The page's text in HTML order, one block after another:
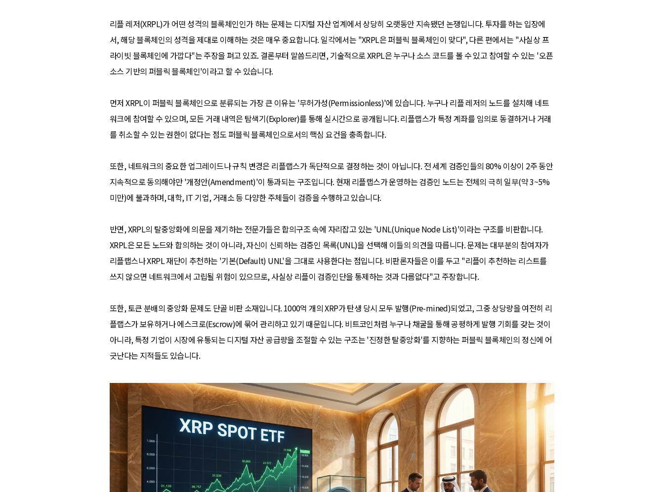
리플 레저(XRPL)가 어떤 성격의 블록체인인가 하는 문제는 디지털 자산 업계에서 상당히 오랫동안 지속됐던 논쟁입니다. 투자를 하는 입장에
서, 해당 블록체인의 성격을 제대로 이해하는 것은 매우 중요합니다. 일각에서는 "XRPL은 퍼블릭 블록체인이 맞다", 다른 편에서는 "사실상 프
라이빗 블록체인에 가깝다"는 주장을 펴고 있죠. 결론부터 말씀드리면, 기술적으로 XRPL은 누구나 소스 코드를 볼 수 있고 참여할 수 있는 '오픈
소스 기반의 퍼블릭 블록체인'이라고 할 수 있습니다.
먼저 XRPL이 퍼블릭 블록체인으로 분류되는 가장 큰 이유는 '무허가성(Permissionless)'에 있습니다. 누구나 리플 레저의 노드를 설치해 네트
워크에 참여할 수 있으며, 모든 거래 내역은 탐색기(Explorer)를 통해 실시간으로 공개됩니다. 리플랩스가 특정 계좌를 임의로 동결하거나 거래
를 취소할 수 있는 권한이 없다는 점도 퍼블릭 블록체인으로서의 핵심 요건을 충족합니다.
또한, 네트워크의 중요한 업그레이드나 규칙 변경은 리플랩스가 독단적으로 결정하는 것이 아닙니다. 전 세계 검증인들의 80% 이상이 2주 동안
지속적으로 동의해야만 '개정안(Amendment)'이 통과되는 구조입니다. 현재 리플랩스가 운영하는 검증인 노드는 전체의 극히 일부(약 3~5%
미만)에 불과하며, 대학, IT 기업, 거래소 등 다양한 주체들이 검증을 수행하고 있습니다.
반면, XRPL의 탈중앙화에 의문을 제기하는 전문가들은 합의구조 속에 자리잡고 있는 'UNL(Unique Node List)'이라는 구조를 비판합니다.
XRPL은 모든 노드와 합의하는 것이 아니라, 자신이 신뢰하는 검증인 목록(UNL)을 선택해 이들의 의견을 따릅니다. 문제는 대부분의 참여자가
리플랩스나 XRPL 재단이 추천하는 '기본(Default) UNL'을 그대로 사용한다는 점입니다. 비판론자들은 이를 두고 "리플이 추천하는 리스트를
쓰지 않으면 네트워크에서 고립될 위험이 있으므로, 사실상 리플이 검증인단을 통제하는 것과 다름없다"고 주장합니다.
또한, 토큰 분배의 중앙화 문제도 단골 비판 소재입니다. 1000억 개의 XRP가 탄생 당시 모두 발행(Pre-mined)되었고, 그중 상당량을 여전히 리
플랩스가 보유하거나 에스크로(Escrow)에 묶어 관리하고 있기 때문입니다. 비트코인처럼 누구나 채굴을 통해 공평하게 발행 기회를 갖는 것이
아니라, 특정 기업이 시장에 유통되는 디지털 자산 공급량을 조절할 수 있는 구조는 '진정한 탈중앙화'를 지향하는 퍼블릭 블록체인의 정신에 어
긋난다는 지적들도 있습니다.